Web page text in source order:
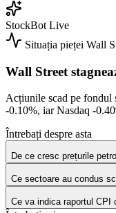
StockBot Live
Situația pieței Wall
Wall Street
Acțiunile scad pe fondul
-0.10%, iar Nasdaq -
Întrebați despre asta
De ce cresc prețurile
Ce sectoare au condus
Ce va indica raportul CPI